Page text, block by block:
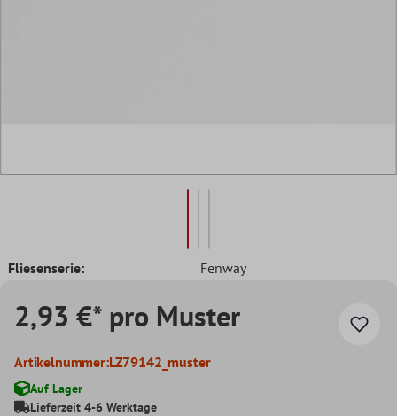
Fliesenserie: Fenway
2,93 €* pro Muster
Artikelnummer:LZ79142_muster
Auf Lager
Lieferzeit 4-6 Werktage